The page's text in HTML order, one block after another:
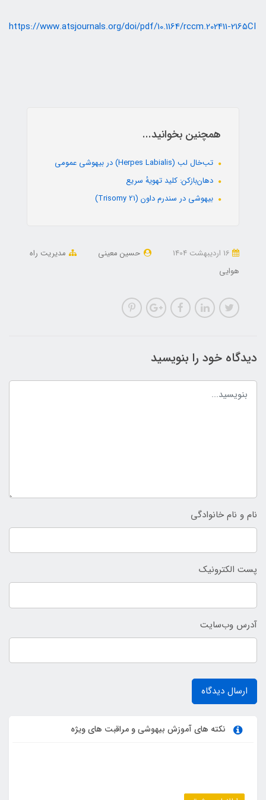
https://www.atsjournals.org/doi/pdf/10.1164/rccm.202411-2165CI
همچنین بخوانید...
تب‌خال لب (Herpes Labialis) در بیهوشی عمومی
دهان‌بازکن: کلید تهویهٔ سریع
بیهوشی در سندرم داون (Trisomy 21)
حسین معینی
مدیریت راه
هوایی
دیدگاه خود را بنویسید
نام و نام خانوادگی
پست الکترونیک
آدرس وب‌سایت
ارسال دیدگاه
نکته های آموزش بیهوشی و مراقبت های ویژه